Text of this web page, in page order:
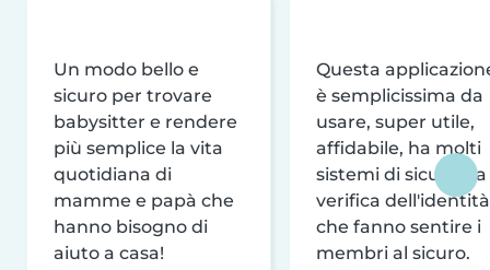
Un modo bello e
sicuro per trovare
babysitter e rendere
più semplice la vita
quotidiana di
mamme e papà che
hanno bisogno di
aiuto a casa!
Questa
è semplicissima da
usare, super utile,
affidabile, ha molti
sistemi di sicurezza
verifica dell'identità
che fanno sentire i
membri al sicuro.